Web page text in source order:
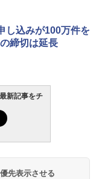
し込みが100万件を
締切は延長
新記事をチ
先表示させる